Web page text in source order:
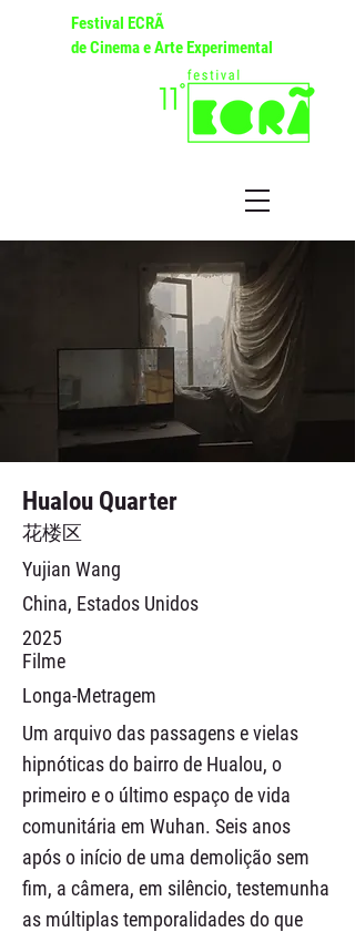
Festival ECRÃ
de Cinema e Arte Experimental
Hualou Quarter
花楼区
Yujian Wang
China, Estados Unidos
2025
Filme
Longa-Metragem
Um arquivo das passagens e vielas
hipnóticas do bairro de Hualou, o
primeiro e o último espaço de vida
comunitária em Wuhan. Seis anos
após o início de uma demolição sem
fim, a câmera, em silêncio, testemunha
as múltiplas temporalidades do que